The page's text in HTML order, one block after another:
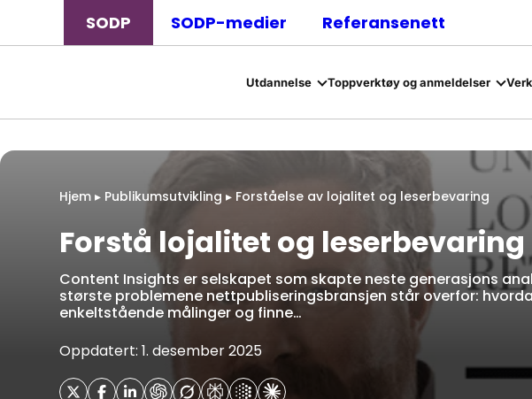
SODP SODP-medier Referansenett
Utdannelse Toppverktøy og anmeldelser
Hjem ▸ Publikumsutvikling ▸ Forståelse av lojalitet og leserbevaring
Forstå lojalitet og leserbevaring
Content Insights er selskapet som skapte neste generasjons
største problemene nettpubliseringsbransjen står overfor:
enkeltstående målinger og finne…
Oppdatert: 1. desember 2025